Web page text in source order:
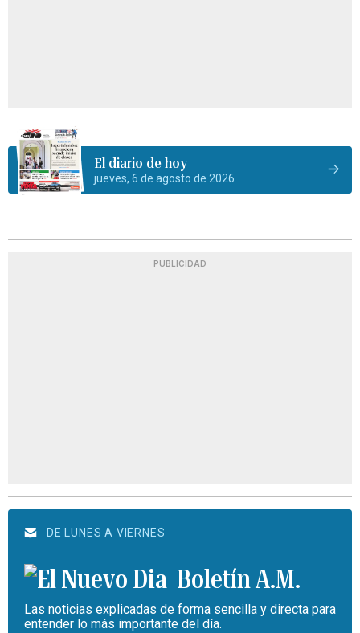
El diario de hoy
jueves, 6 de agosto de 2026
PUBLICIDAD
DE LUNES A VIERNES
Boletín A.M.
Las noticias explicadas de forma sencilla y directa para
entender lo más importante del día.